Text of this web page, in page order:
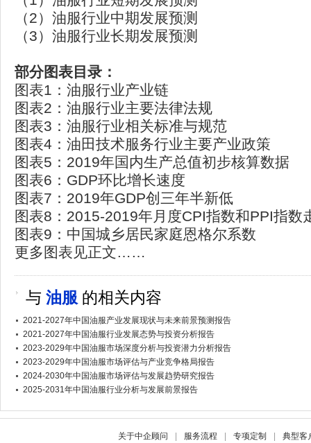
（2）油服行业中期发展预测
（3）油服行业长期发展预测
部分图表目录：
图表1：油服行业产业链
图表2：油服行业主要法律法规
图表3：油服行业相关标准与规范
图表4：油田技术服务行业主要产业政策
图表5：2019年国内生产总值初步核算数据
图表6：GDP环比增长速度
图表7：2019年GDP创三年半新低
图表8：2015-2019年月度CPI指数和PPI指数
图表9：中国城乡居民家庭恩格尔系数
更多图表见正文……
与 油服 的相关内容
2021-2027年中国油服产业发展现状与未来前景预测报告
2021-2027年中国油服行业发展态势与投资分析报告
2023-2029年中国油服市场深度分析与投资潜力分析报告
2023-2029年中国油服市场评估与产业竞争格局报告
2024-2030年中国油服市场评估与发展趋势研究报告
2025-2031年中国油服行业分析与发展前景报告
关于中企顾问 服务流程 专项定制 典型客